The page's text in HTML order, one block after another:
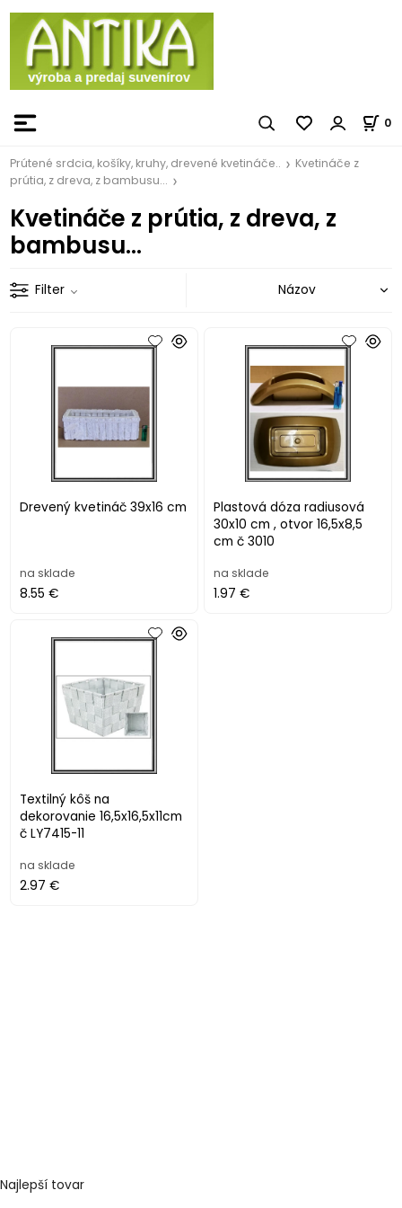
0
Prútené srdcia, košíky, kruhy, drevené kvetináče..
Kvetináče z
prútia, z dreva, z bambusu...
Kvetináče z prútia, z dreva, z
bambusu...
Filter
Drevený kvetináč 39x16 cm
na sklade
8.55 €
Plastová dóza radiusová
30x10 cm , otvor 16,5x8,5
cm č 3010
na sklade
1.97 €
Textilný kôš na
dekorovanie 16,5x16,5x11cm
č LY7415-11
na sklade
2.97 €
Najlepší tovar